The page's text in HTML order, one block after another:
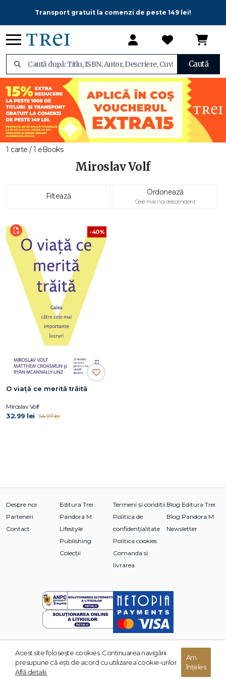
Transport gratuit la comenzi de peste 149 lei!
Caută
1 carte / 1 eBooks
Miroslav Volf
Filtează Ordonează
Cele mai noi descendent
-40%
O viaţă ce merită trăită
Miroslav Volf
32.99 lei 54.97 lei
Despre noi
Parteneri
Contact
Editura Trei
Pandora M
Lifestyle
Publishing
Colecții
Termeni și condiții
Politica de
confidențialitate
Politica cookies
Comanda si
livrarea
Blog Editura Trei
Blog Pandora M
Newsletter
© 2026 Grupul Editorial TREI. Toate drepturile rezervate.
Acest site foloseşte cookies. Continuarea navigării
presupune că eşti de acord cu utilizarea cookie-urilor.
Află detalii.
Am
înțeles